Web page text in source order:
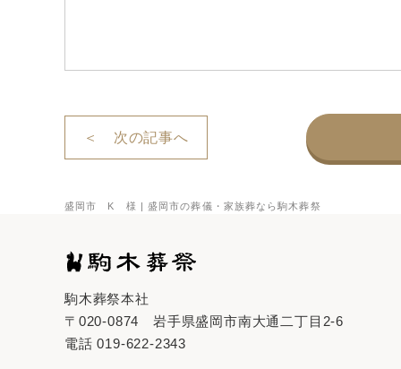
盛岡市 K 様 | 盛岡市の葬儀・家族葬なら駒木葬祭
＜ 次の記事へ
駒木葬祭本社
〒020-0874岩手県盛岡市南大通二丁目2-6
電話019-622-2343